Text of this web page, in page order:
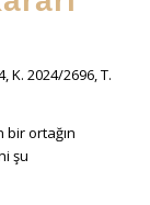
K. 2024/2696, T.
bir ortağın
şu